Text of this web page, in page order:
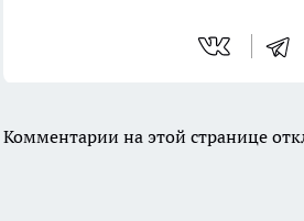
Комментарии на этой странице